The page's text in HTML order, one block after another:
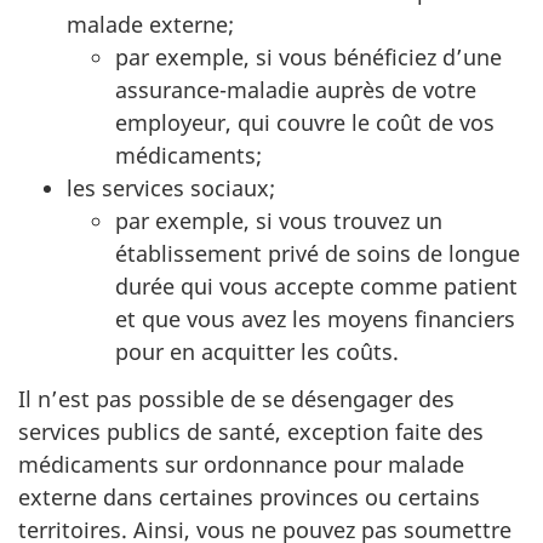
malade externe;
par exemple, si vous bénéficiez d’une
assurance-maladie auprès de votre
employeur, qui couvre le coût de vos
médicaments;
les services sociaux;
par exemple, si vous trouvez un
établissement privé de soins de longue
durée qui vous accepte comme patient
et que vous avez les moyens financiers
pour en acquitter les coûts.
Il n’est pas possible de se désengager des
services publics de santé, exception faite des
médicaments sur ordonnance pour malade
externe dans certaines provinces ou certains
territoires. Ainsi, vous ne pouvez pas soumettre